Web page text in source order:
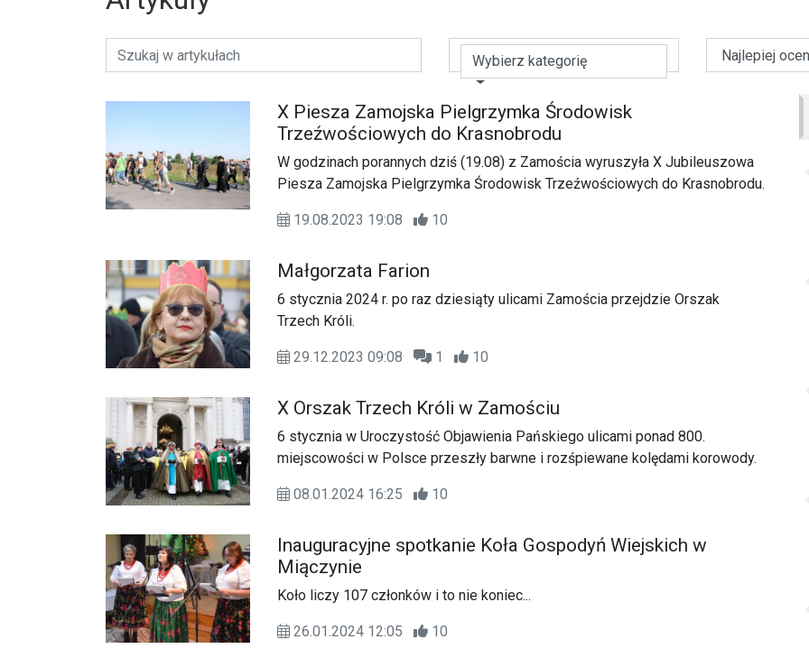
Wybierz kategorię
X Piesza Zamojska Pielgrzymka Środowisk
Trzeźwościowych do Krasnobrodu
W godzinach porannych dziś (19.08) z Zamościa wyruszyła X Jubileuszowa
Piesza Zamojska Pielgrzymka Środowisk Trzeźwościowych do Krasnobrodu.
19.08.2023 19:08 10
Małgorzata Farion
6 stycznia 2024 r. po raz dziesiąty ulicami Zamościa przejdzie Orszak
Trzech Króli.
29.12.2023 09:08 1 10
X Orszak Trzech Króli w Zamościu
6 stycznia w Uroczystość Objawienia Pańskiego ulicami ponad 800.
miejscowości w Polsce przeszły barwne i rozśpiewane kolędami korowody.
08.01.2024 16:25 10
Inauguracyjne spotkanie Koła Gospodyń Wiejskich w
Miączynie
Koło liczy 107 członków i to nie koniec...
26.01.2024 12:05 10